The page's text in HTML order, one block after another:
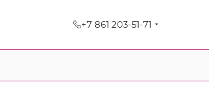
+7 861 203-51-71